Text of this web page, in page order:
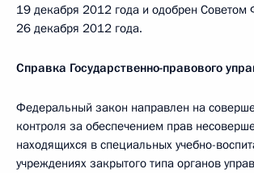
19 декабря 2012 года и одобрен Советом
26 декабря 2012 года.
Справка Государственно-правового
Федеральный закон направлен на
контроля за обеспечением прав
находящихся в специальных учебно-
учреждениях закрытого типа органов